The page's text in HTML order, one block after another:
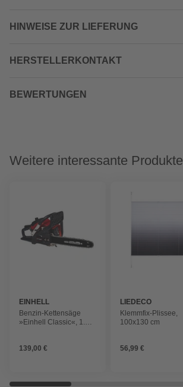
HINWEISE ZUR LIEFERUNG
HERSTELLERKONTAKT
BEWERTUNGEN
Weitere interessante Produkte
EINHELL
Benzin-Kettensäge
»Einhell Classic«, 1.3
139,00 €
LIEDECO
Klemmfix-Plissee,
100x130 cm
56,99 €